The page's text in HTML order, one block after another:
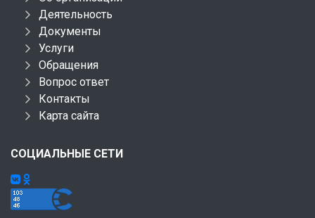
Деятельность
Документы
Услуги
Обращения
Вопрос ответ
Контакты
Карта сайта
СОЦИАЛЬНЫЕ СЕТИ